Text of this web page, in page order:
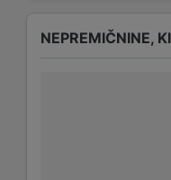
NEPREMIČNINE,